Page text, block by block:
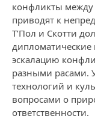
конфликты
приводят к
Т’Пол и Скотти
дипломатические
эскалацию
разными расами.
технологий и
вопросами о
ответственности.